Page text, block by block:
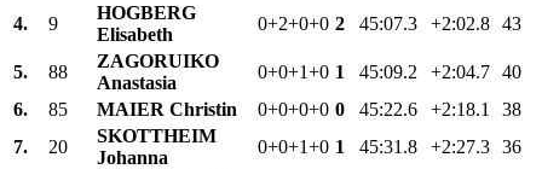
4.
9
HOGBERG
Elisabeth
0+2+0+0 2 45:07.3 +2:02.8 43
5. 88
ZAGORUIKO
Anastasia
0+0+1+0 1 45:09.2 +2:04.7 40
6.
85 MAIER Christin 0+0+0+0 0 45:22.6 +2:18.1
38
7.
20
SKOTTHEIM
Johanna
0+0+1+0 1 45:31.8 +2:27.3 36